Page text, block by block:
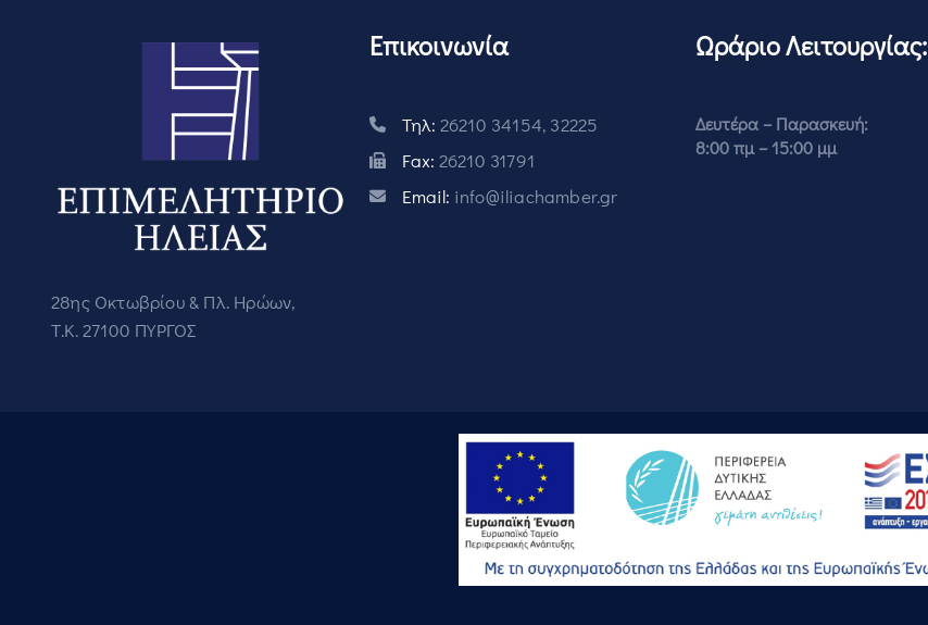
28ης Οκτωβρίου & Πλ. Ηρώων,
Τ.Κ. 27100 ΠΥΡΓΟΣ
Επικοινωνία
Τηλ: 26210 34154, 32225
Fax: 26210 31791
Email: info@iliachamber.gr
Ωράριο Λειτουργίας:
Δευτέρα – Παρασκευή:
8:00 πμ – 15:00 μμ